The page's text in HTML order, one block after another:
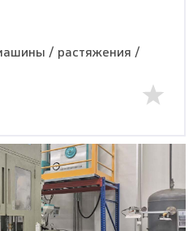
/ растяжения /